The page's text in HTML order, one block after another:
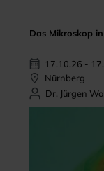
Das Mikroskop
17.10.26 -
Nürnberg
Dr. Jürgen